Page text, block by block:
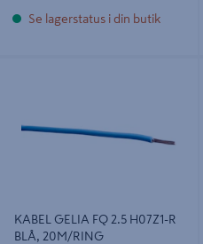
Se lagerstatus i din butik
KABEL GELIA FQ 2.5 H07Z1-R
BLÅ, 20M/RING